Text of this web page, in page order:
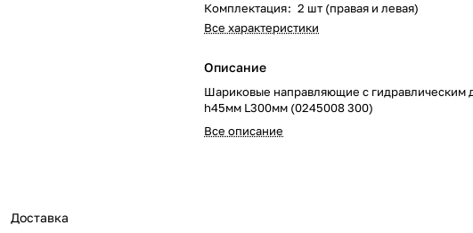
Комплектация: 2 шт (правая и левая)
Все характеристики
Описание
Шариковые направляющие с гидравлическим
h45мм L300мм (0245008 300)
Все описание
Доставка